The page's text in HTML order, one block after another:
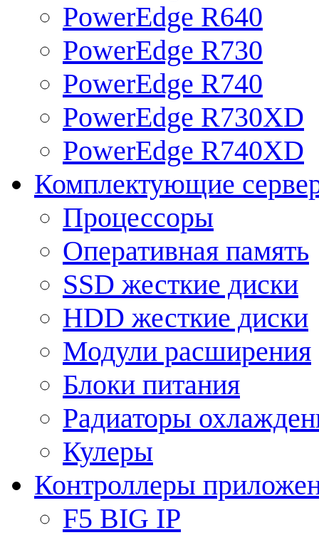
PowerEdge R640
PowerEdge R730
PowerEdge R740
PowerEdge R730XD
PowerEdge R740XD
Комплектующие
Процессоры
Оперативная память
SSD жесткие диски
HDD жесткие диски
Модули расширения
Блоки питания
Радиаторы
Кулеры
Контроллеры
F5 BIG IP